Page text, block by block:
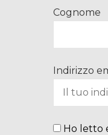
Cognome
Indirizzo
Ho letto